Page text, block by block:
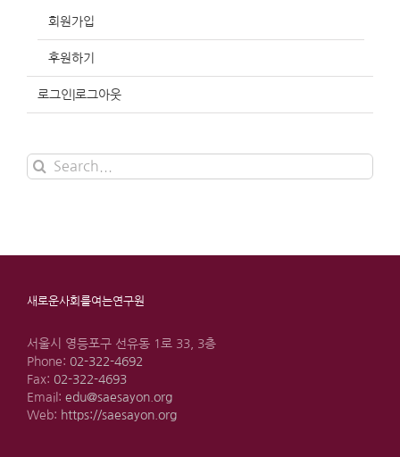
회원가입
후원하기
로그인|로그아웃
Search
for:
새로운사회를여는연구원
서울시 영등포구 선유동 1로 33, 3층
Phone: 02-322-4692
Fax: 02-322-4693
Email: edu@saesayon.org
Web: https://saesayon.org